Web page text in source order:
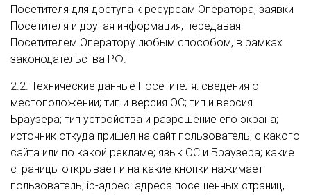
Посетителя для доступа к ресурсам Оператора, заявки
Посетителя и другая информация, передавая
Посетителем Оператору любым способом, в рамках
законодательства РФ.
2.2. Технические данные Посетителя: сведения о
местоположении; тип и версия ОС; тип и версия
Браузера; тип устройства и разрешение его экрана;
источник откуда пришел на сайт пользователь; с какого
сайта или по какой рекламе; язык ОС и Браузера; какие
страницы открывает и на какие кнопки нажимает
пользователь; ip-адрес: адреса посещенных страниц,